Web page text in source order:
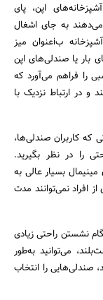
اپن، پای
می‌دهند به جای اشغال
کردن فضای آشپزخانه با میز نهارخوری، از کانتر آشپزخانه بi‌عنوان میز
بار یا صندلی‌های اپن
را فراهم می‌آورد که
در ارتباط نزدیک با
که کاربران صندلی‌ها،
را در نظر بگیرید.
بسیار عالی به
افراد نمی‌توانند مدت
نشستن راحتی زیادی
می‌توانید به‌طور
صندلی‌هایی را انتخاب